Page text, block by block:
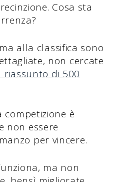
Cosa sta
alla classifica sono
non cercate
riassunto di 500
competizione è
non essere
per vincere.
ma non